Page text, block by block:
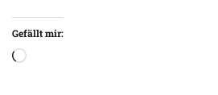
Gefällt mir:
Wird